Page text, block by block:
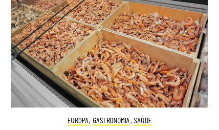
EUROPA, GASTRONOMIA , SAÚDE